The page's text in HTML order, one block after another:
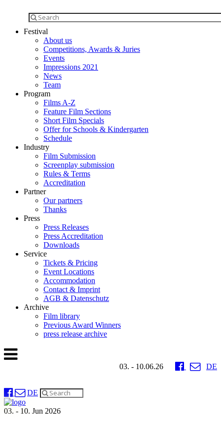
Festival
About us
Competitions, Awards & Juries
Events
Impressions 2021
News
Team
Program
Films A-Z
Feature Film Sections
Short Film Specials
Offer for Schools & Kindergarten
Schedule
Industry
Film Submission
Screenplay submission
Rules & Terms
Accreditation
Partner
Our partners
Thanks
Press
Press Releases
Press Accreditation
Downloads
Service
Tickets & Pricing
Event Locations
Accommodation
Contact & Imprint
AGB & Datenschutz
Archive
Film library
Previous Award Winners
press release archive
03. - 10.06.26 DE
DE
03. - 10. Jun 2026